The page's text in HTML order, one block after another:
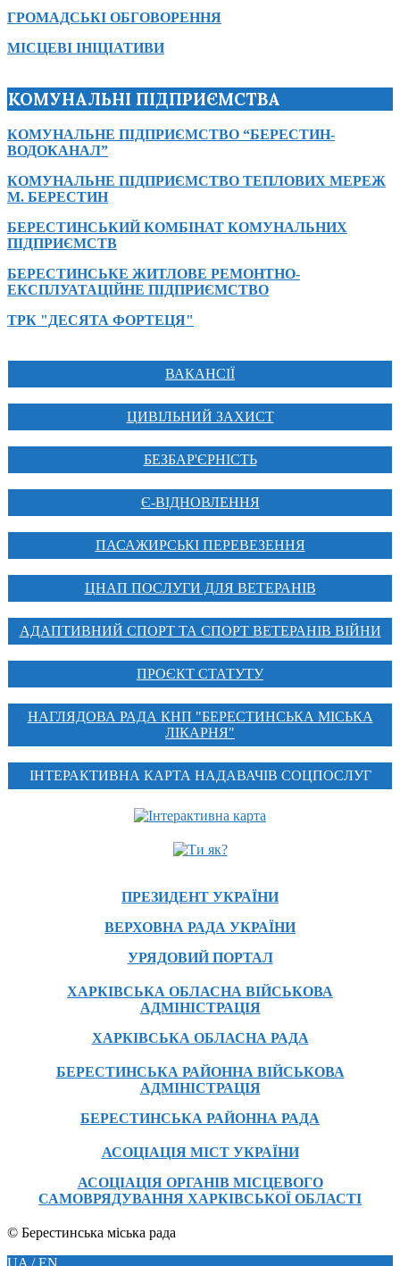
ГРОМАДСЬКІ ОБГОВОРЕННЯ
МІСЦЕВІ ІНІЦІАТИВИ
КОМУНАЛЬНІ ПІДПРИЄМСТВА
КОМУНАЛЬНЕ ПІДПРИЄМСТВО “БЕРЕСТИН-
ВОДОКАНАЛ”
КОМУНАЛЬНЕ ПІДПРИЄМСТВО ТЕПЛОВИХ МЕРЕЖ
М. БЕРЕСТИН
БЕРЕСТИНСЬКИЙ КОМБІНАТ КОМУНАЛЬНИХ
ПІДПРИЄМСТВ
БЕРЕСТИНСЬКЕ ЖИТЛОВЕ РЕМОНТНО-
ЕКСПЛУАТАЦІЙНЕ ПІДПРИЄМСТВО
ТРК "ДЕСЯТА ФОРТЕЦЯ"
ВАКАНСІЇ
ЦИВІЛЬНИЙ ЗАХИСТ
БЕЗБАР'ЄРНІСТЬ
Є-ВІДНОВЛЕННЯ
ПАСАЖИРСЬКІ ПЕРЕВЕЗЕННЯ
ЦНАП ПОСЛУГИ ДЛЯ ВЕТЕРАНІВ
АДАПТИВНИЙ СПОРТ ТА СПОРТ ВЕТЕРАНІВ ВІЙНИ
ПРОЄКТ СТАТУТУ
НАГЛЯДОВА РАДА КНП "БЕРЕСТИНСЬКА МІСЬКА
ЛІКАРНЯ"
ІНТЕРАКТИВНА КАРТА НАДАВАЧІВ СОЦПОСЛУГ
ПРЕЗИДЕНТ УКРАЇНИ
ВЕРХОВНА РАДА УКРАЇНИ
УРЯДОВИЙ ПОРТАЛ
ХАРКІВСЬКА ОБЛАСНА ВІЙСЬКОВА
АДМІНІСТРАЦІЯ
ХАРКІВСЬКА ОБЛАСНА РАДА
БЕРЕСТИНСЬКА РАЙОННА ВІЙСЬКОВА
АДМІНІСТРАЦІЯ
БЕРЕСТИНСЬКА РАЙОННА РАДА
АСОЦІАЦІЯ МІСТ УКРАЇНИ
АСОЦІАЦІЯ ОРГАНІВ МІСЦЕВОГО
САМОВРЯДУВАННЯ ХАРКІВСЬКОЇ ОБЛАСТІ
© Берестинська міська рада